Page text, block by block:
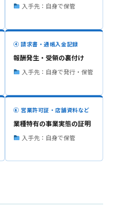
入手先：自身で保管
④ 請求書・通帳入金記録
報酬発生・受領の裏付け
入手先：自身で発行・保管
⑥ 営業許可証・店舗資料など
業種特有の事業実態の証明
入手先：自身で保管